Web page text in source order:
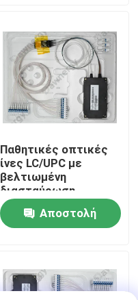
Παθητικές οπτικές
ίνες LC/UPC με
βελτιωμένη
διασταύρωση
Αποστολή